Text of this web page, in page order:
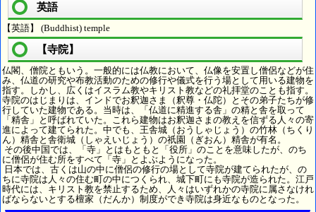
英語
【英語】 (Buddhist) temple
【寺院】
仏閣、僧院ともいう。一般的には仏教において、仏像を安置し僧侶などが住
み、仏道の研究や布教活動のための修行や儀式を行う場として用いる建物を
指す。しかし、広くはイスラム教やキリスト教などの礼拝堂のことも指す。
寺院のはじまりは、インドでお釈迦さま（釈尊・仏陀）とその弟子たちが修
行していた建物である。当時は、「仏道に精進する舎」の精と舎を取って
「精舎」と呼ばれていた。これら建物はお釈迦さまの教えを信ずる人々の寄
進によって建てられた。中でも、王舎城（おうしゃじょう）の竹林（ちくり
ん）精舎と舎衛城（しゃえいじょう）の祇園（ぎおん）精舎が有名。
その後中国では、「寺」とはもともと「役所」のことを意味したが、のち
に僧侶が住む所をすべて「寺」とよぶようになった。
日本では、古くは山の中に僧侶の修行の場として寺院が建てられたが、の
ちに寺院は人々の住む町の中につくられ、城下町にも寺院が造られた。江戸
時代には、キリスト教を禁止するため、人々はいずれかの寺院に属さなけれ
ばならないとする檀家（だんか）制度ができ寺院は身近なものとなった。